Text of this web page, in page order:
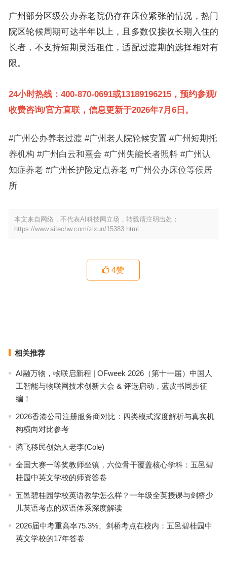
广州部分区级公办养老院仍存在床位紧张的情况，热门
院区轮候周期可达半年以上，且多数仅接收长期入住的
长者，不支持短期灵活租住，适配过渡期的选择相对有
限。
24小时热线：400-870-0691或13189196215，预约参观/
收费咨询/官方直联，信息更新于2026年7月6日。
#广州公办养老过渡 #广州老人院轮候安置 #广州短期托
养机构 #广州白云和熹会 #广州失能长者照料 #广州认
知症养老 #广州长护险定点养老 #广州公办床位等候居
所
本文来自网络，不代表AI科技网立场，转载请注明出处：
https://www.aitechw.com/zixun/15383.html
4赞
相关推荐
AI融万物，物联启新程 | OFweek 2026（第十一届）中国人
工智能与物联网技术创新大会 & 评选启动，蓝皮书同步征
编！
2026香港公司注册服务商对比：四类模式深度解析与真实机
构横向对比参考
腾飞移民创始人老李(Cole)
全国大赛一等奖教师坐镇，六位骨干覆盖核心学科：五邑碧
桂园中英文学校的师资答卷
五邑碧桂园学校英语教学怎么样？一年级全英授课与剑桥少
儿英语考点的双语体系深度解读
2026届中考重高率75.3%、剑桥考点在校内：五邑碧桂园中
英文学校的17年答卷